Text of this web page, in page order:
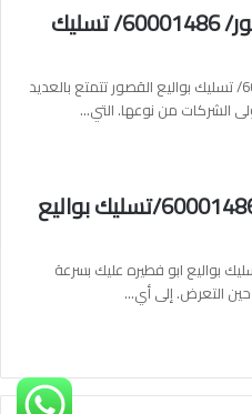
شركة تسليك مجاري القصور/ 60001486/ تسليك
شركة تسليك مجاري القصور/ 60001486/ تسليك بواليع القصور تتمتع بالعديد
الشركات من نوعها. التي…
تسليك مجاري ابو فطيره/60001486/تسليك بواليع
ابو فطيره/60001486/تسليك بواليع ابو فطيره عليك بسرعة
التعرض. إلى أي…